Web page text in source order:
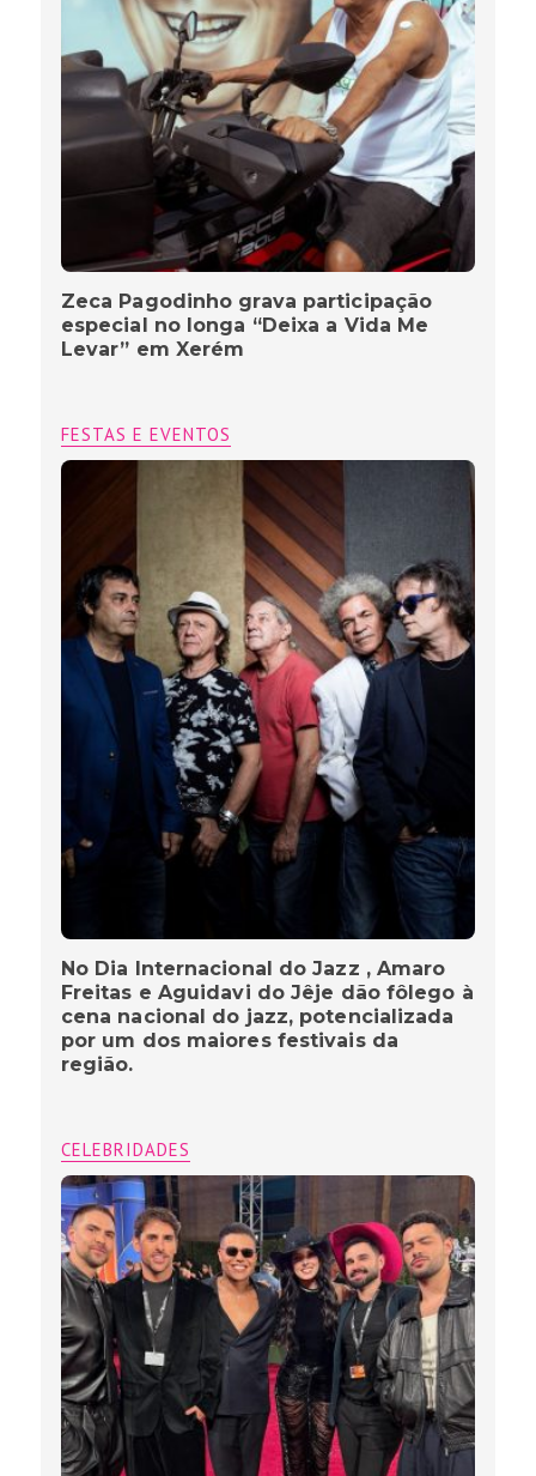
Zeca Pagodinho grava participação
especial no longa “Deixa a Vida Me
Levar” em Xerém
FESTAS E EVENTOS
No Dia Internacional do Jazz , Amaro
Freitas e Aguidavi do Jêje dão fôlego à
cena nacional do jazz, potencializada
por um dos maiores festivais da
região.
CELEBRIDADES